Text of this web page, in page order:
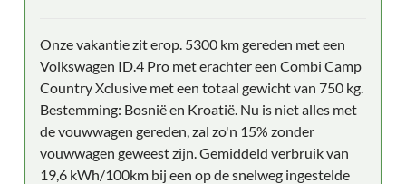
Onze vakantie zit erop. 5300 km gereden met een
Volkswagen ID.4 Pro met erachter een Combi Camp
Country Xclusive met een totaal gewicht van 750 kg.
Bestemming: Bosnië en Kroatië. Nu is niet alles met
de vouwwagen gereden, zal zo'n 15% zonder
vouwwagen geweest zijn. Gemiddeld verbruik van
19,6 kWh/100km bij een op de snelweg ingestelde